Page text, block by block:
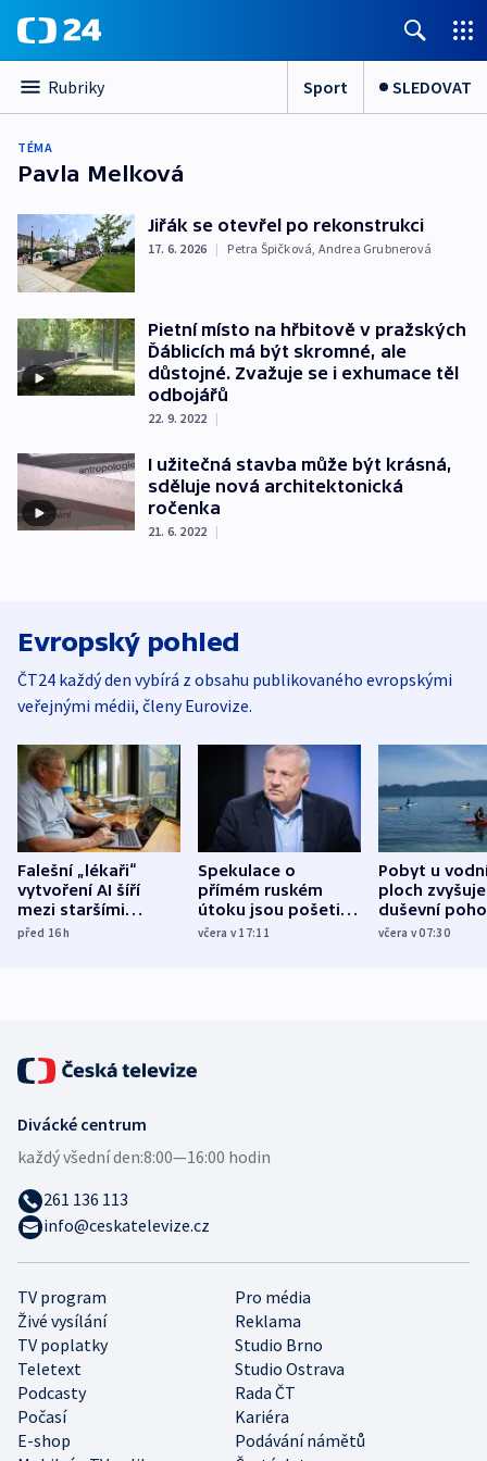
Rubriky Sport SLEDOVAT
TÉMA
Pavla Melková
Jiřák se otevřel po rekonstrukci
17. 6. 2026 | Petra Špičková, Andrea Grubnerová
Pietní místo na hřbitově v pražských
Ďáblicích má být skromné, ale
důstojné. Zvažuje se i exhumace těl
odbojářů
22. 9. 2022 |
I užitečná stavba může být krásná,
sděluje nová architektonická
ročenka
21. 6. 2022 |
Evropský pohled
ČT24 každý den vybírá z obsahu publikovaného evropskými
veřejnými médii, členy Eurovize.
Falešní „lékaři“
vytvoření AI šíří
mezi staršími
Poláky nebezpečné
před 16h
Spekulace o
přímém ruském
útoku jsou pošetilé,
míní estonský
včera v 17:11
Pobyt u
ploch zvyšuje
duševní
ukázala
včera v 07:30
TV program
Pro média
Živé vysílání
Reklama
TV poplatky
Studio Brno
Teletext
Studio Ostrava
Podcasty
Rada ČT
Počasí
Kariéra
E-shop
Podávání námětů
Divácké centrum
každý všední den:8:00—16:00 hodin
261 136 113
info@ceskatelevize.cz